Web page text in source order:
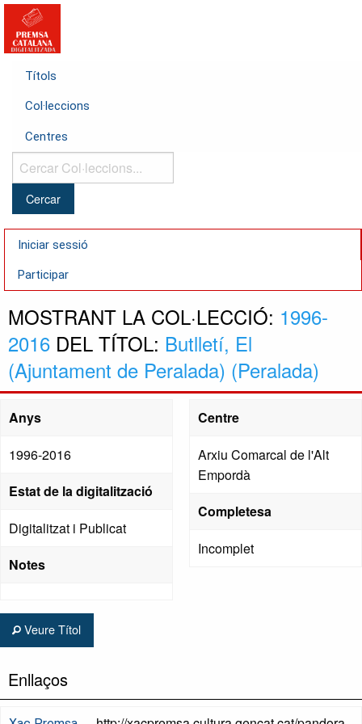
Títols
Col·leccions
Centres
Cercar
Col·leccions...
Iniciar sessió
Participar
MOSTRANT LA COL·LECCIÓ: 1996-
2016 DEL TÍTOL: Butlletí, El
(Ajuntament de Peralada) (Peralada)
Anys
1996-2016
Estat de la digitalització
Digitalitzat i Publicat
Notes
Centre
Arxiu Comarcal de l'Alt
Empordà
Completesa
Incomplet
Veure Títol
Enllaços